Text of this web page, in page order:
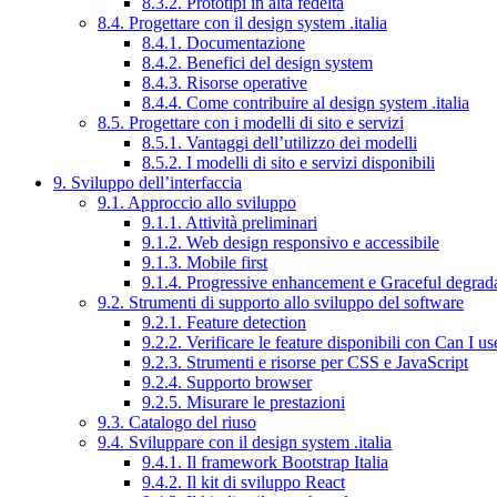
8.4. Progettare con il design system .italia
8.4.1. Documentazione
8.4.2. Benefici del design system
8.4.3. Risorse operative
8.4.4. Come contribuire al design system .italia
8.5. Progettare con i modelli di sito e servizi
8.5.1. Vantaggi dell’utilizzo dei modelli
8.5.2. I modelli di sito e servizi disponibili
9. Sviluppo dell’interfaccia
9.1. Approccio allo sviluppo
9.1.1. Attività preliminari
9.1.2. Web design responsivo e accessibile
9.1.3. Mobile first
9.1.4. Progressive enhancement e Graceful
9.2. Strumenti di supporto allo sviluppo del software
9.2.1. Feature detection
9.2.2. Verificare le feature disponibili con Can I
9.2.3. Strumenti e risorse per CSS e JavaScript
9.2.4. Supporto browser
9.2.5. Misurare le prestazioni
9.3. Catalogo del riuso
9.4. Sviluppare con il design system .italia
9.4.1. Il framework Bootstrap Italia
9.4.2. Il kit di sviluppo React